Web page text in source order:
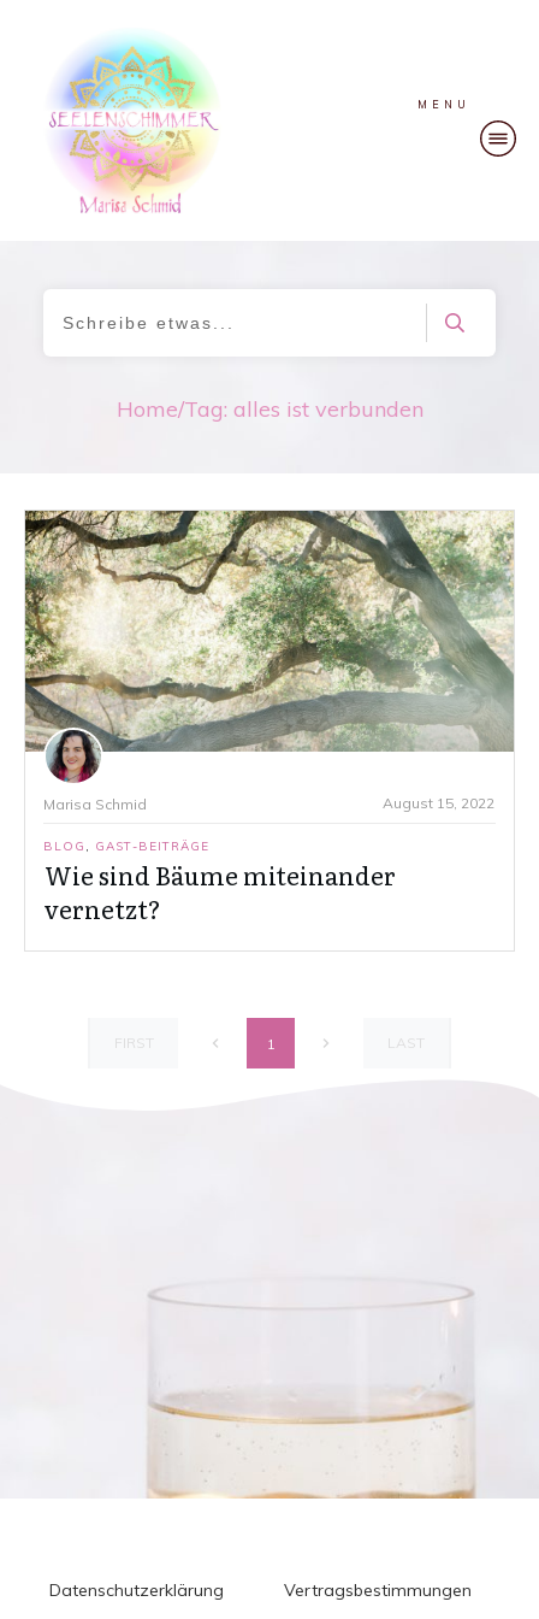
MENU
Home/Tag: alles ist verbunden
Marisa Schmid August 15, 2022
BLOG , GAST-BEITRÄGE
Wie sind Bäume miteinander
vernetzt?
FIRST 1 LAST
Datenschutzerklärung
Vertragsbestimmungen